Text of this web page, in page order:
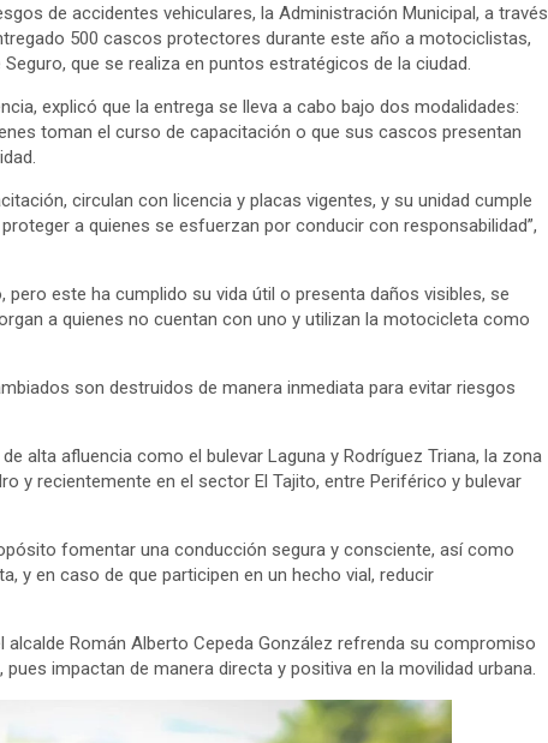
de accidentes vehiculares, la Administración Municipal, a través
500 cascos protectores durante este año a motociclistas,
que se realiza en puntos estratégicos de la ciudad.
explicó que la entrega se lleva a cabo bajo dos modalidades:
toman el curso de capacitación o que sus cascos presentan
circulan con licencia y placas vigentes, y su unidad cumple
a quienes se esfuerzan por conducir con responsabilidad”,
este ha cumplido su vida útil o presenta daños visibles, se
a quienes no cuentan con uno y utilizan la motocicleta como
son destruidos de manera inmediata para evitar riesgos
alta afluencia como el bulevar Laguna y Rodríguez Triana, la zona
y recientemente en el sector El Tajito, entre Periférico y bulevar
fomentar una conducción segura y consciente, así como
y en caso de que participen en un hecho vial, reducir
Román Alberto Cepeda González refrenda su compromiso
impactan de manera directa y positiva en la movilidad urbana.